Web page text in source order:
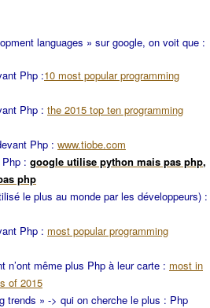
languages » sur google, on voit que :
Php :10 most popular programming
Php : the 2015 top ten programming
Php : www.tiobe.com
: google utilise python mais pas php,
php
le plus au monde par les développeurs) :
Php : most popular programming
n’ont même plus Php à leur carte : most in
of 2015
trends » -> qui on cherche le plus : Php